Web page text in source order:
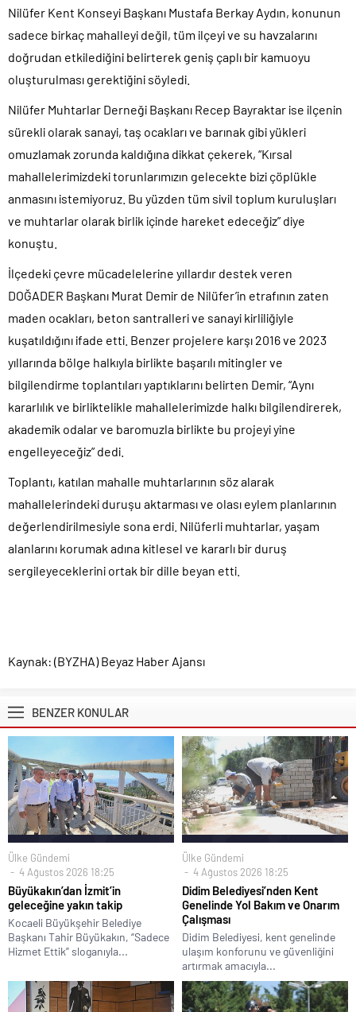
Nilüfer Kent Konseyi Başkanı Mustafa Berkay Aydın, konunun
sadece birkaç mahalleyi değil, tüm ilçeyi ve su havzalarını
doğrudan etkilediğini belirterek geniş çaplı bir kamuoyu
oluşturulması gerektiğini söyledi.
Nilüfer Muhtarlar Derneği Başkanı Recep Bayraktar ise ilçenin
sürekli olarak sanayi, taş ocakları ve barınak gibi yükleri
omuzlamak zorunda kaldığına dikkat çekerek, “Kırsal
mahallelerimizdeki torunlarımızın gelecekte bizi çöplükle
anmasını istemiyoruz. Bu yüzden tüm sivil toplum kuruluşları
ve muhtarlar olarak birlik içinde hareket edeceğiz” diye
konuştu.
İlçedeki çevre mücadelelerine yıllardır destek veren
DOĞADER Başkanı Murat Demir de Nilüfer’in etrafının zaten
maden ocakları, beton santralleri ve sanayi kirliliğiyle
kuşatıldığını ifade etti. Benzer projelere karşı 2016 ve 2023
yıllarında bölge halkıyla birlikte başarılı mitingler ve
bilgilendirme toplantıları yaptıklarını belirten Demir, “Aynı
kararlılık ve birliktelikle mahallelerimizde halkı bilgilendirerek,
akademik odalar ve baromuzla birlikte bu projeyi yine
engelleyeceğiz” dedi.
Toplantı, katılan mahalle muhtarlarının söz alarak
mahallelerindeki duruşu aktarması ve olası eylem planlarının
değerlendirilmesiyle sona erdi. Nilüferli muhtarlar, yaşam
alanlarını korumak adına kitlesel ve kararlı bir duruş
sergileyeceklerini ortak bir dille beyan etti.
Kaynak: (BYZHA) Beyaz Haber Ajansı
BENZER KONULAR
Ülke Gündemi
4 Ağustos 2026 18:25
Büyükakın’dan İzmit’in
geleceğine yakın takip
Kocaeli Büyükşehir Belediye
Başkanı Tahir Büyükakın, “Sadece
Hizmet Ettik” sloganıyla...
Ülke Gündemi
4 Ağustos 2026 18:25
Didim Belediyesi’nden Kent
Genelinde Yol Bakım ve Onarım
Çalışması
Didim Belediyesi, kent genelinde
ulaşım konforunu ve güvenliğini
artırmak amacıyla...